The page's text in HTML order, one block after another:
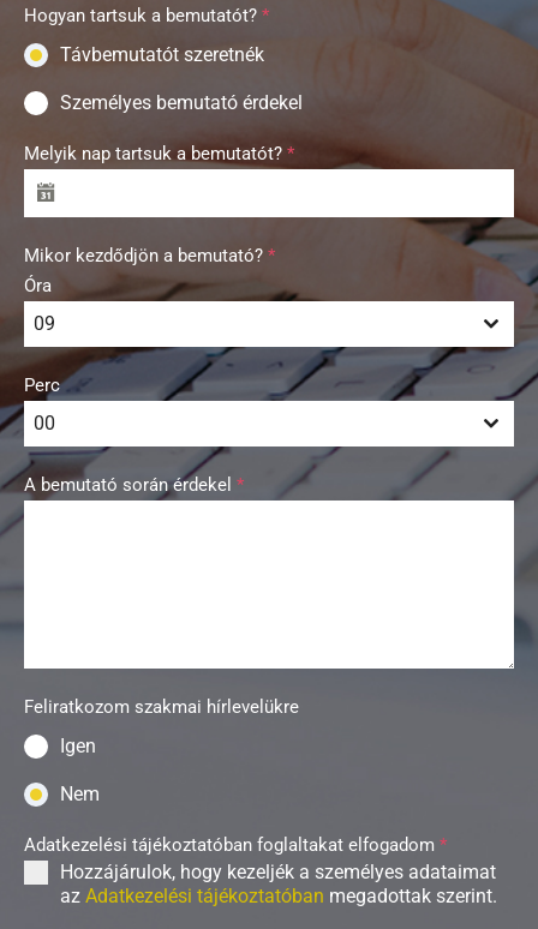
y
Hogyan tartsuk a bemutatót? *
Távbemutatót szeretnék
Személyes bemutató érdekel
Melyik nap tartsuk a bemutatót? *
Mikor kezdődjön a bemutató? *
Óra
09
Perc
00
A bemutató során érdekel *
Feliratkozom szakmai hírlevelükre
Igen
Nem
Adatkezelési tájékoztatóban foglaltakat elfogadom *
Hozzájárulok, hogy kezeljék a személyes adataimat
az Adatkezelési tájékoztatóban megadottak szerint.